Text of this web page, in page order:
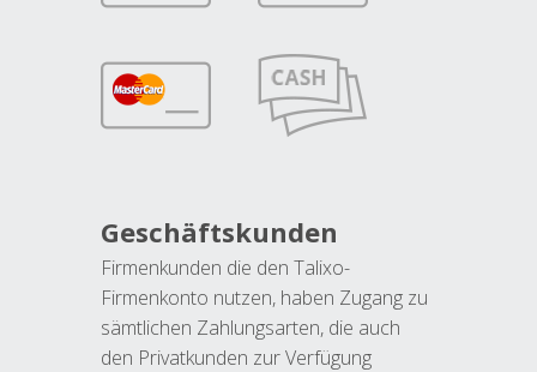
Geschäftskunden
Firmenkunden die den Talixo-
Firmenkonto nutzen, haben Zugang zu
sämtlichen Zahlungsarten, die auch
den Privatkunden zur Verfügung